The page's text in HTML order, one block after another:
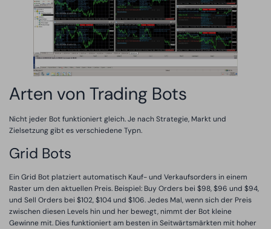
Arten von Trading Bots
Nicht jeder Bot funktioniert gleich. Je nach Strategie, Markt und
Zielsetzung gibt es verschiedene Typn.
Grid Bots
Ein Grid Bot platziert automatisch Kauf- und Verkaufsorders in einem
Raster um den aktuellen Preis. Beispiel: Buy Orders bei $98, $96 und $94,
und Sell Orders bei $102, $104 und $106. Jedes Mal, wenn sich der Preis
zwischen diesen Levels hin und her bewegt, nimmt der Bot kleine
Gewinne mit. Dies funktioniert am besten in Seitwärtsmärkten mit hoher